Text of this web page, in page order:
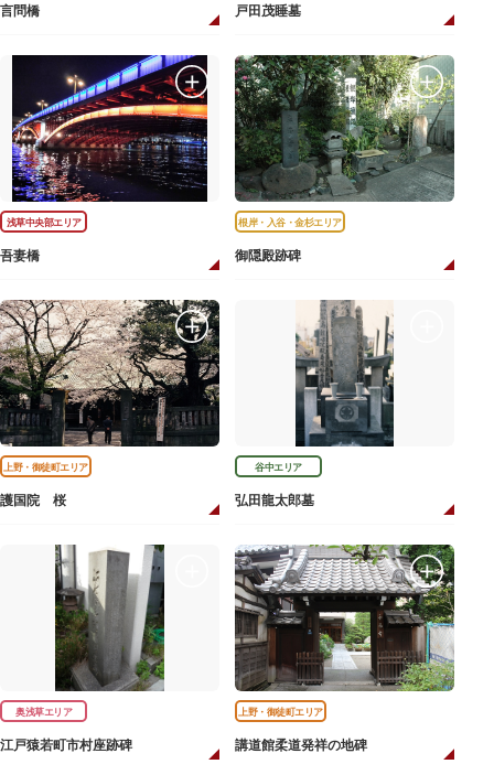
言問橋 戸田茂睡墓
浅草中央部エリア
吾妻橋
根岸・入谷・金杉エリア
御隠殿跡碑
上野・御徒町エリア
護国院 桜
谷中エリア
弘田龍太郎墓
奥浅草エリア
江戸猿若町市村座跡碑
上野・御徒町エリア
講道館柔道発祥の地碑